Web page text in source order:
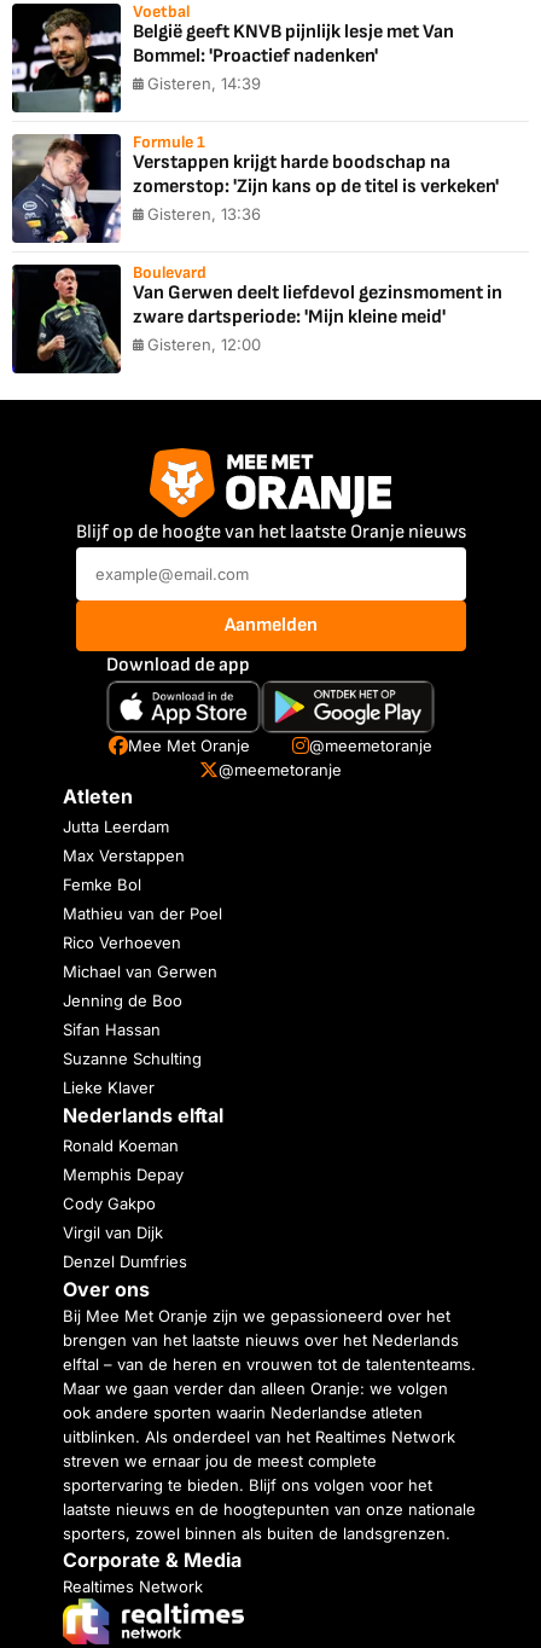
Voetbal
België geeft KNVB pijnlijk lesje met Van
Bommel: 'Proactief nadenken'
Gisteren, 14:39
Formule 1
Verstappen krijgt harde boodschap na
zomerstop: 'Zijn kans op de titel is verkeken'
Gisteren, 13:36
Boulevard
Van Gerwen deelt liefdevol gezinsmoment in
zware dartsperiode: 'Mijn kleine meid'
Gisteren, 12:00
Blijf op de hoogte van het laatste Oranje nieuws
Aanmelden
Download de app
Mee Met Oranje
@meemetoranje
@meemetoranje
Atleten
Jutta Leerdam
Max Verstappen
Femke Bol
Mathieu van der Poel
Rico Verhoeven
Michael van Gerwen
Jenning de Boo
Sifan Hassan
Suzanne Schulting
Lieke Klaver
Nederlands elftal
Ronald Koeman
Memphis Depay
Cody Gakpo
Virgil van Dijk
Denzel Dumfries
Over ons
Bij Mee Met Oranje zijn we gepassioneerd over het
brengen van het laatste nieuws over het Nederlands
elftal – van de heren en vrouwen tot de talententeams.
Maar we gaan verder dan alleen Oranje: we volgen
ook andere sporten waarin Nederlandse atleten
uitblinken. Als onderdeel van het Realtimes Network
streven we ernaar jou de meest complete
sportervaring te bieden. Blijf ons volgen voor het
laatste nieuws en de hoogtepunten van onze nationale
sporters, zowel binnen als buiten de landsgrenzen.
Corporate & Media
Realtimes Network